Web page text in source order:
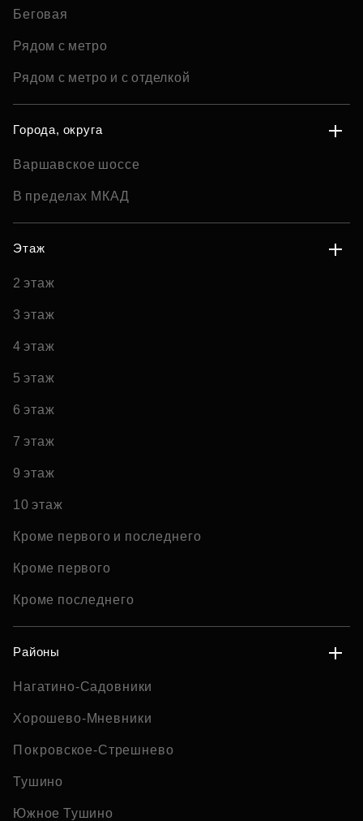
Беговая
Рядом с метро
Рядом с метро и с отделкой
Города, округа
Варшавское шоссе
В пределах МКАД
Этаж
2 этаж
3 этаж
4 этаж
5 этаж
6 этаж
7 этаж
9 этаж
10 этаж
Кроме первого и последнего
Кроме первого
Кроме последнего
Районы
Нагатино-Садовники
Хорошево-Мневники
Покровское-Стрешнево
Тушино
Южное Тушино